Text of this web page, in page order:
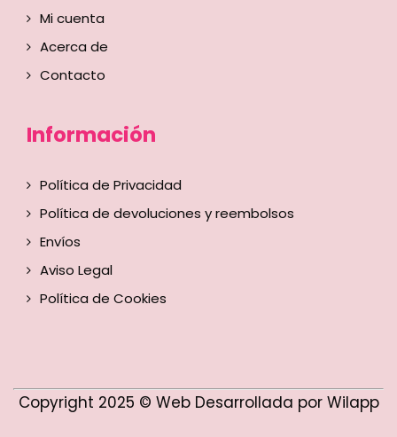
Mi cuenta
Acerca de
Contacto
Información
Política de Privacidad
Política de devoluciones y reembolsos
Envíos
Aviso Legal
Política de Cookies
Copyright 2025 © Web Desarrollada por Wilapp